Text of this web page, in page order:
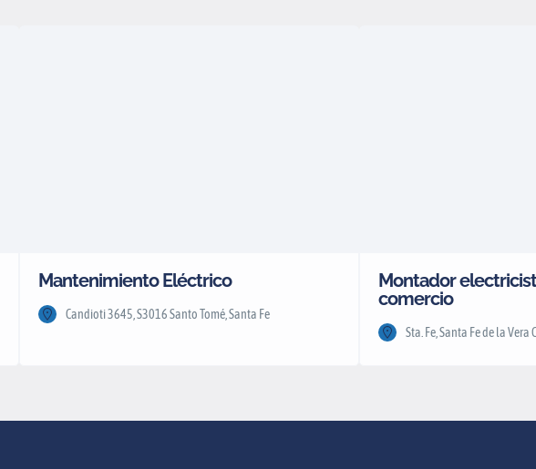
Mantenimiento Eléctrico
Candioti 3645, S3016 Santo Tomé, Santa Fe
Montador
comercio
Sta. Fe, Santa Fe de la Vera